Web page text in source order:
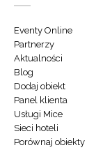
Eventy Online
Partnerzy
Aktualności
Blog
Dodaj obiekt
Panel klienta
Usługi Mice
Sieci hoteli
Porównaj obiekty